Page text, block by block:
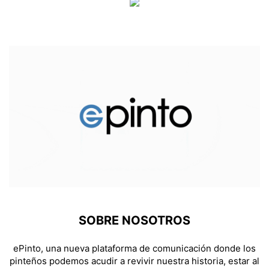
SOBRE NOSOTROS
ePinto, una nueva plataforma de comunicación donde los
pinteños podemos acudir a revivir nuestra historia, estar al